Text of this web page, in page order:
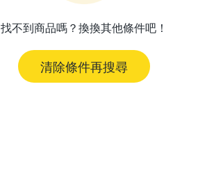
找不到商品嗎？換換其他條件吧！
清除條件再搜尋